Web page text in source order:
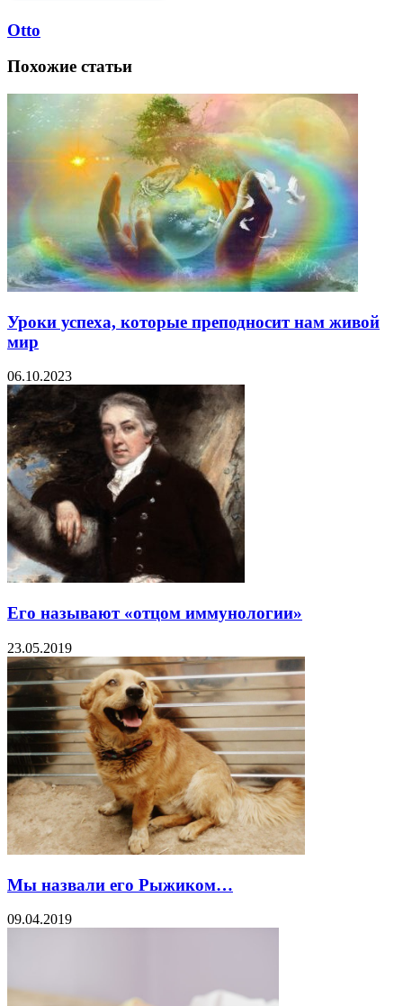
Otto
Похожие статьи
​Уроки успеха, которые преподносит нам живой
мир
06.10.2023
Его называют «отцом иммунологии»
23.05.2019
Мы назвали его Рыжиком…
09.04.2019